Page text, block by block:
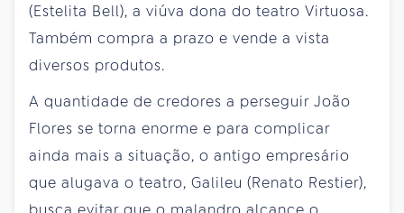
(Estelita Bell), a viúva dona do teatro Virtuosa.
Também compra a prazo e vende a vista
diversos produtos.
A quantidade de credores a perseguir João
Flores se torna enorme e para complicar
ainda mais a situação, o antigo empresário
que alugava o teatro, Galileu (Renato Restier),